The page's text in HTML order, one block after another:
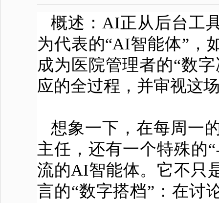
概述：AI正从后台工
为代表的“AI智能体”，
成为 医院管理者的“数
应的全过程，并审视这
想象一下，在每周一
主任，还有一个特殊
流的AI智能体。它不只
言的“数字搭档”：在讨